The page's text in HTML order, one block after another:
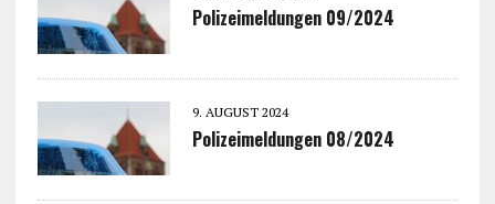
Polizeimeldungen 09/2024
9. AUGUST 2024
Polizeimeldungen 08/2024